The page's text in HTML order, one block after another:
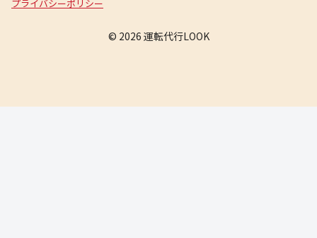
プライバシーポリシー
© 2026 運転代行LOOK